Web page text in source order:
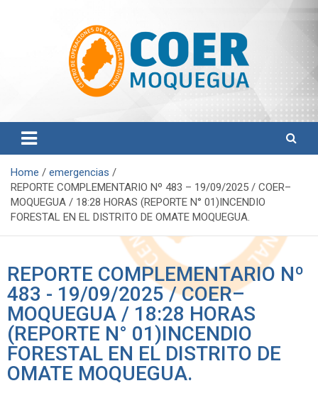
COER Moquegua
Home
emergencias
REPORTE COMPLEMENTARIO Nº 483 – 19/09/2025 / COER–
MOQUEGUA / 18:28 HORAS (REPORTE N° 01)INCENDIO
FORESTAL EN EL DISTRITO DE OMATE MOQUEGUA.
REPORTE COMPLEMENTARIO Nº
483 - 19/09/2025 / COER–
MOQUEGUA / 18:28 HORAS
(REPORTE N° 01)INCENDIO
FORESTAL EN EL DISTRITO DE
OMATE MOQUEGUA.